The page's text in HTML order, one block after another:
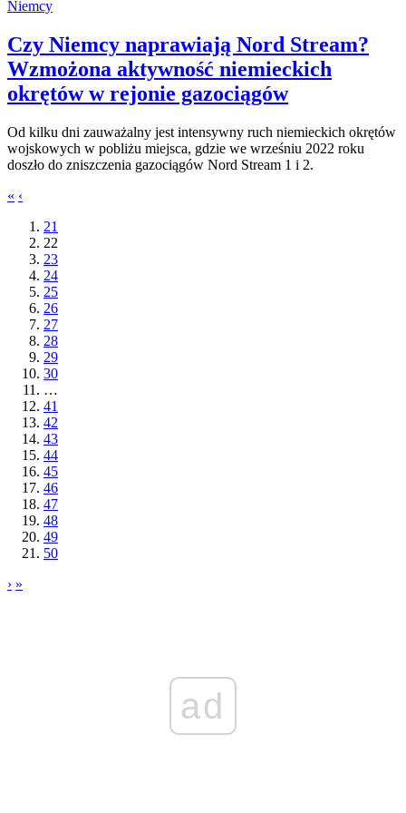
Niemcy
Czy Niemcy naprawiają Nord Stream?
Wzmożona aktywność niemieckich
okrętów w rejonie gazociągów
Od kilku dni zauważalny jest intensywny ruch niemieckich okrętów
wojskowych w pobliżu miejsca, gdzie we wrześniu 2022 roku
doszło do zniszczenia gazociągów Nord Stream 1 i 2.
« ‹
21
22
23
24
25
26
27
28
29
30
…
41
42
43
44
45
46
47
48
49
50
› »
ad